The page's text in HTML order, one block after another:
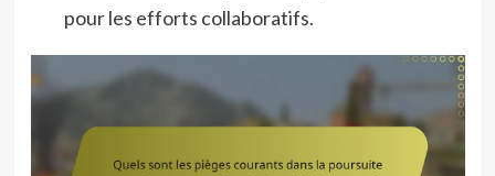
pour les efforts collaboratifs.